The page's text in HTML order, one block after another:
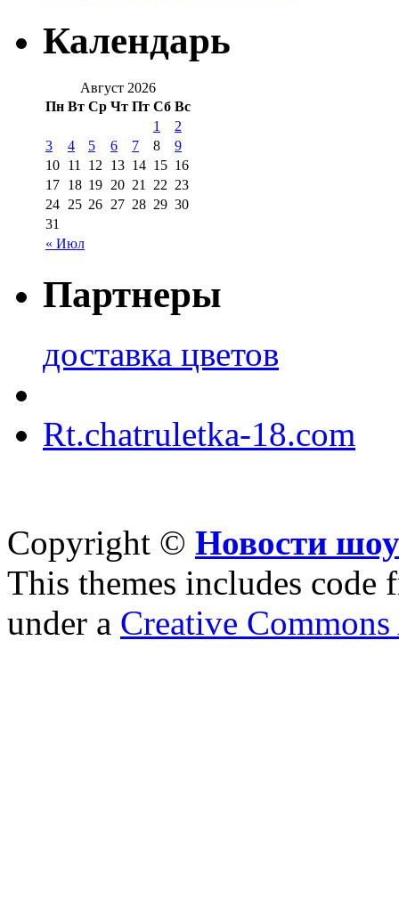
Календарь
Август 2026
Пн Вт Ср Чт Пт Сб Вс
« Июл
1
2
3
4 5 6 7 8
9
10 11 12 13 14 15 16
17 18 19 20 21 22 23
24 25 26 27 28 29 30
31
Партнеры
доставка цветов
Rt.chatruletka-18.com
Copyright © Новости
This themes includes code
under a Creative